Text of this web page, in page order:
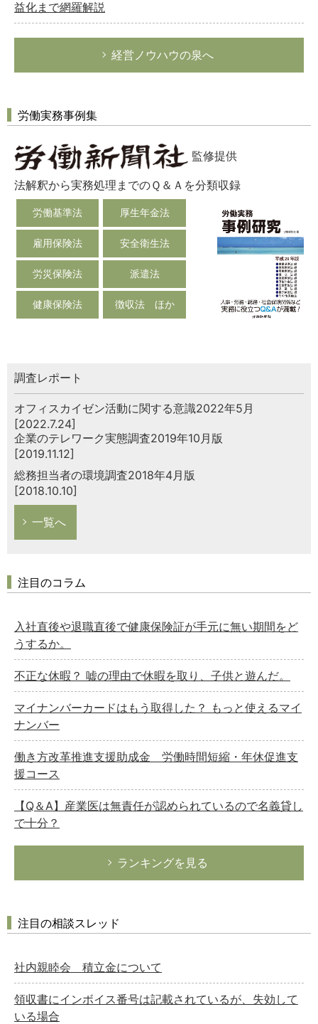
労務管理
税務経理
企業法務
経営の知恵
秘書のノウハウ
次へ
益化まで網羅解説
経営ノウハウの泉へ
労働実務事例集
監修提供
法解釈から実務処理までのＱ＆Ａを分類収録
労働基準法 厚生年金法
雇用保険法 安全衛生法
労災保険法 派遣法
健康保険法 徴収法 ほか
調査レポート
オフィスカイゼン活動に関する意識2022年5月
[2022.7.24]
企業のテレワーク実態調査2019年10月版
[2019.11.12]
総務担当者の環境調査2018年4月版
[2018.10.10]
一覧へ
注目のコラム
入社直後や退職直後で健康保険証が手元に無い期間をど
うするか。
不正な休暇？ 嘘の理由で休暇を取り、子供と遊んだ。
マイナンバーカードはもう取得した？ もっと使えるマイ
ナンバー
働き方改革推進支援助成金 労働時間短縮・年休促進支
援コース
【Q＆A】産業医は無責任が認められているので名義貸し
で十分？
ランキングを見る
注目の相談スレッド
社内親睦会 積立金について
領収書にインボイス番号は記載されているが、失効して
いる場合